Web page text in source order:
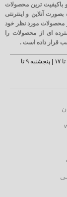
باکیفیت ترین محصولات
آنلاین و اینترنتی
محصولات مورد نظر خود
ای از محصولات را
قرار داده است .
| شنبه تا چهارشنبه ۹ تا ۱۷ | پنجشنبه ۹ تا